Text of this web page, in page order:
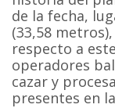
de la fecha,
(33,58
respecto a
operadores
cazar y
presentes en